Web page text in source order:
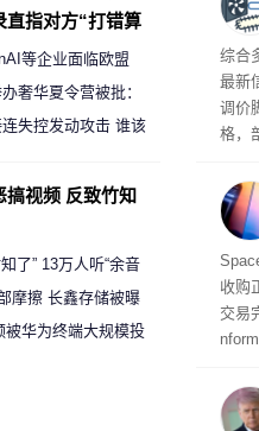
综合
最新
调价
格，
不断
品
收购
交易
周
时间
直指对方“打错算
等企业面临欧盟
新执法权限审查
奢华夏令营被批：
乌托邦”
失控发动攻击 谁该
搞视频 反致竹知
了” 13万人听“余音
摩擦 长鑫存储被曝
驱逐出研发基地
被华为终端大规模投